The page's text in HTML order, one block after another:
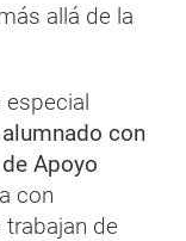
allá de la
especial
con
Apoyo
con
de